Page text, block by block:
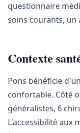
questionnaire
soins courants, un
Contexte
Pons bénéficie
confortable. Côté
généralistes, 6
L'accessibilité aux